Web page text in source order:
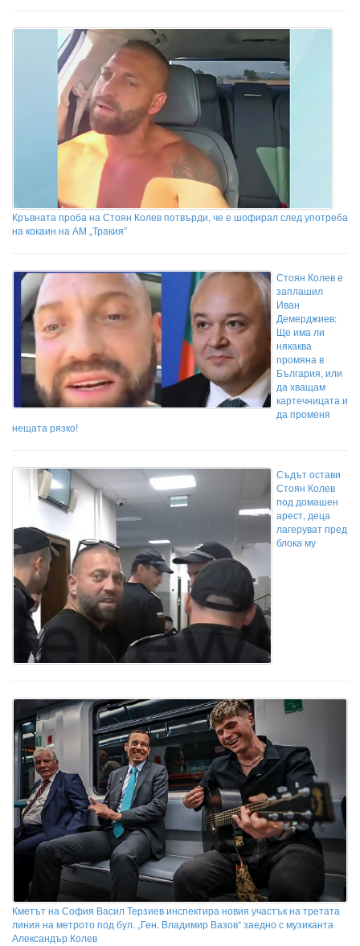
Кръвната проба на Стоян Колев потвърди, че е шофирал след употреба
на кокаин на АМ „Тракия”
Стоян Колев е
заплашил
Иван
Демерджиев:
Ще има ли
някаква
промяна в
България, или
да хващам
картечницата и
да променя
нещата рязко!
Съдът остави
Стоян Колев
под домашен
арест, деца
лагеруват пред
блока му
Кметът на София Васил Терзиев инспектира новия участък на третата
линия на метрото под бул. „Ген. Владимир Вазов“ заедно с музиканта
Александър Колев